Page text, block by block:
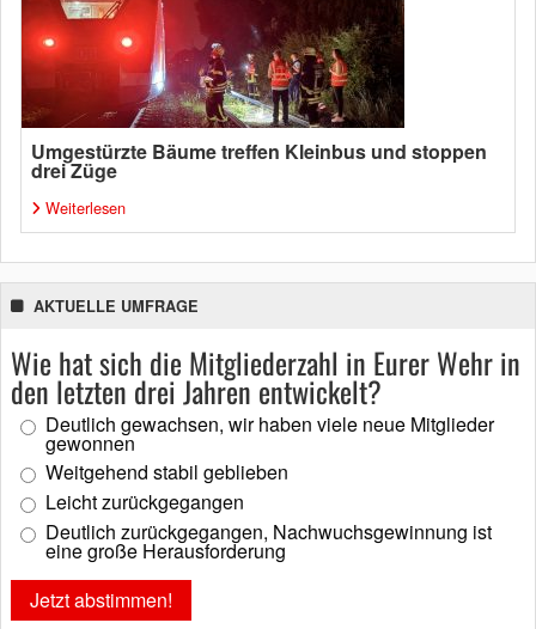
Umgestürzte Bäume treffen Kleinbus und stoppen
drei Züge
Weiterlesen
AKTUELLE UMFRAGE
Wie hat sich die Mitgliederzahl in Eurer Wehr in
den letzten drei Jahren entwickelt?
Deutlich gewachsen, wir haben viele neue Mitglieder
gewonnen
Weitgehend stabil geblieben
Leicht zurückgegangen
Deutlich zurückgegangen, Nachwuchsgewinnung ist
eine große Herausforderung